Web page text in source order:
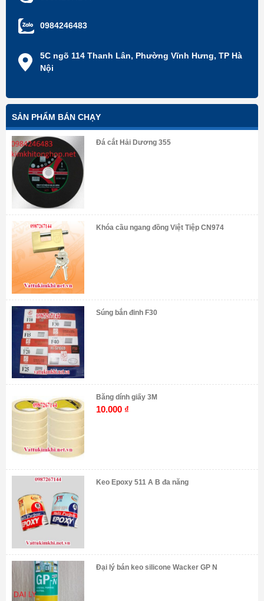
0984246483
5C ngõ 114 Thanh Lân, Phường Vĩnh Hưng, TP Hà
Nội
SẢN PHẨM BÁN CHẠY
Đá cắt Hải Dương 355
Khóa cầu ngang đồng Việt Tiệp CN974
Súng bắn đinh F30
Băng dính giấy 3M
10.000 ₫
Keo Epoxy 511 A B đa năng
Đại lý bán keo silicone Wacker GP N